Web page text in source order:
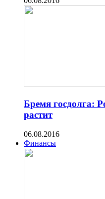
Бремя госдолга:
растит
06.08.2016
Финансы